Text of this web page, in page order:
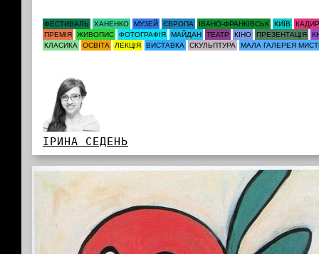
ФЕСТИВАЛЬ ХАНЕНКО МУЗЕЙ ЄВРОПА ІВАНО-ФРАНКІВСЬК КИЇВ
ПРЕМІЯ
ЖИВОПИС ФОТОГРАФІЯ МАЙДАН ТЕАТР КІНО ПРЕЗЕНТАЦІЯ
КЛАСИКА
ОСВІТА ЛЕКЦІЯ ВИСТАВКА СКУЛЬПТУРА МАЛА ГАЛЕРЕЯ
ІРИНА СЕДЕНЬ